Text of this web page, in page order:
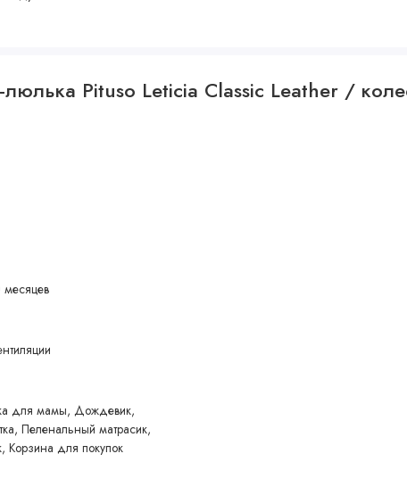
люлька Pituso Leticia Classic Leather /
для мамы, Дождевик,
Пеленальный матрасик,
Корзина для покупок